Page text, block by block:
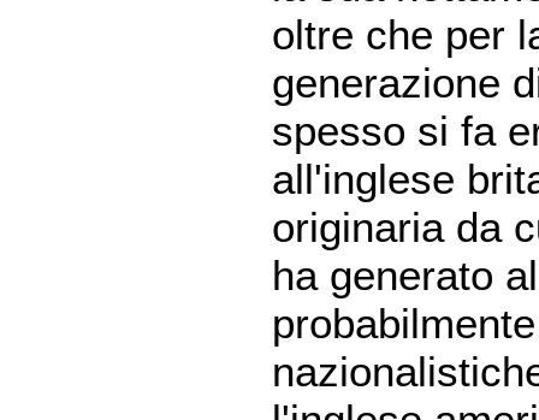
oltre che per
generazione
spesso si fa
all'inglese
originaria da
ha generato